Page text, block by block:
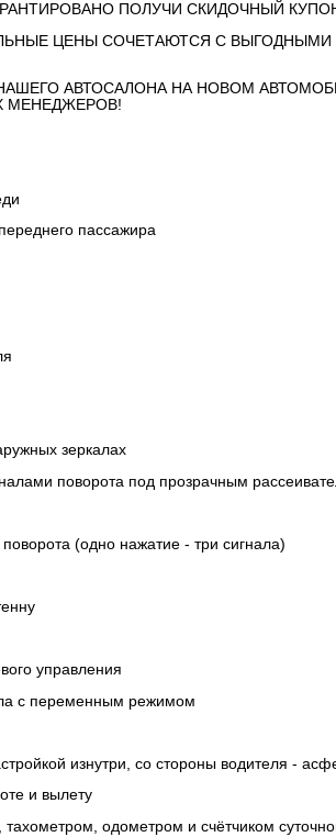
ПОЛУЧИ СКИДОЧНЫЙ
ЦЕНЫ СОЧЕТАЮТСЯ С ВЫГОДНЫМИ
АВТОСАЛОНА НА НОВОМ
МЕНЕДЖЕРОВ!
пассажира
зеркалах
поворота под прозрачным
(одно нажатие - три сигнала)
управления
с переменным режимом
изнутри, со стороны водителя -
и вылету
одометром и счётчиком